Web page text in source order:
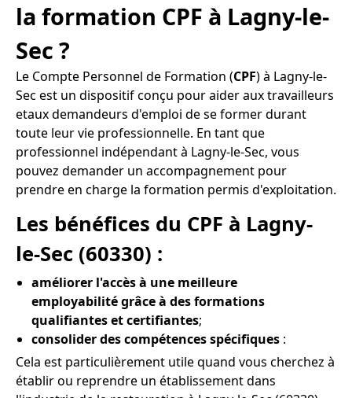
la formation CPF à Lagny-le-
Sec ?
Le Compte Personnel de Formation (CPF) à Lagny-le-
Sec est un dispositif conçu pour aider aux travailleurs
etaux demandeurs d'emploi de se former durant
toute leur vie professionnelle. En tant que
professionnel indépendant à Lagny-le-Sec, vous
pouvez demander un accompagnement pour
prendre en charge la formation permis d'exploitation.
Les bénéfices du CPF à Lagny-
le-Sec (60330) :
améliorer l'accès à une meilleure
employabilité grâce à des formations
qualifiantes et certifiantes;
consolider des compétences spécifiques :
Cela est particulièrement utile quand vous cherchez à
établir ou reprendre un établissement dans